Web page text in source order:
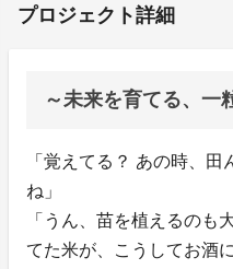
プロジェクト詳細
～未来を育てる、一
「覚えてる？ あの時、
ね」
「うん、苗を植えるのも
てた米が、こうしてお酒